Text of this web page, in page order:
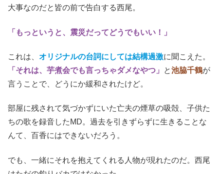
大事なのだと皆の前で告白する西尾。
「もっというと、震災だってどうでもいい！」
これは、 オリジナルの台詞にしては結構過激に聞こえた。
「それは、芋煮会でも言っちゃダメなやつ」
と池脇千鶴が
言うことで、どうにか緩和されたけど。
部屋に残されて気づかずにいた亡夫の煙草の吸殻、子供た
ちの歌を録音したMD。過去を引きずらずに生きることな
んて、百香にはできないだろう。
でも、一緒にそれを抱えてくれる人物が現れたのだ。西尾